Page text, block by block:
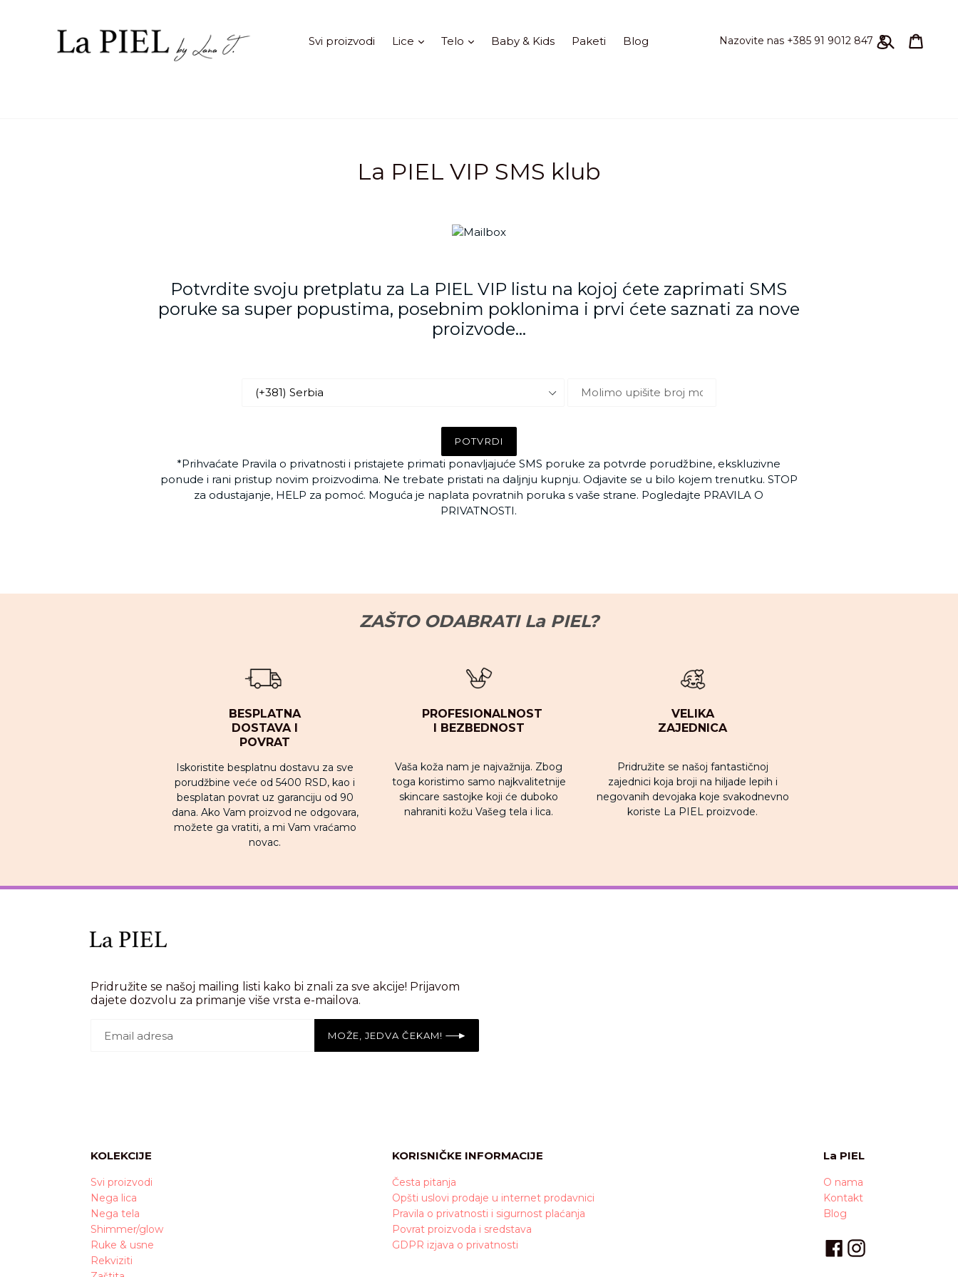
Svi proizvodi Lice Proširi
Telo ProširiBaby & Kids Paketi Blog Nazovite nas +385 91 9012 847 Pretraži
Prijavi se
La PIEL VIP SMS klub
Potvrdite svoju pretplatu za La PIEL VIP listu na kojoj ćete zaprimati SMS
poruke sa super popustima, posebnim poklonima i prvi ćete saznati za nove
proizvode...
POTVRDI
*Prihvaćate Pravila o privatnosti i pristajete primati ponavljajuće SMS poruke za potvrde porudžbine, ekskluzivne
ponude i rani pristup novim proizvodima. Ne trebate pristati na daljnju kupnju. Odjavite se u bilo kojem trenutku. STOP
za odustajanje, HELP za pomoć. Moguća je naplata povratnih poruka s vaše strane. Pogledajte PRAVILA O
PRIVATNOSTI.
ZAŠTO ODABRATI La PIEL?
BESPLATNA
DOSTAVA I
POVRAT
Iskoristite besplatnu dostavu za sve
porudžbine veće od 5400 RSD, kao i
besplatan povrat uz garanciju od 90
dana. Ako Vam proizvod ne odgovara,
možete ga vratiti, a mi Vam vraćamo
novac.
PROFESIONALNOST
I BEZBEDNOST
Vaša koža nam je najvažnija. Zbog
toga koristimo samo najkvalitetnije
skincare sastojke koji će duboko
nahraniti kožu Vašeg tela i lica.
VELIKA
ZAJEDNICA
Pridružite se našoj fantastičnoj
zajednici koja broji na hiljade lepih i
negovanih devojaka koje svakodnevno
koriste La PIEL proizvode.
Pridružite se našoj mailing listi kako bi znali za sve akcije! Prijavom
dajete dozvolu za primanje više vrsta e-mailova.
MOŽE, JEDVA ČEKAM!
KOLEKCIJE
Svi proizvodi
Nega lica
Nega tela
Shimmer/glow
Ruke & usne
Rekviziti
KORISNIČKE INFORMACIJE
Česta pitanja
Opšti uslovi prodaje u internet prodavnici
Pravila o privatnosti i sigurnost plaćanja
Povrat proizvoda i sredstava
GDPR izjava o privatnosti
La PIEL
O nama
Kontakt
Blog
Facebook
Instagram